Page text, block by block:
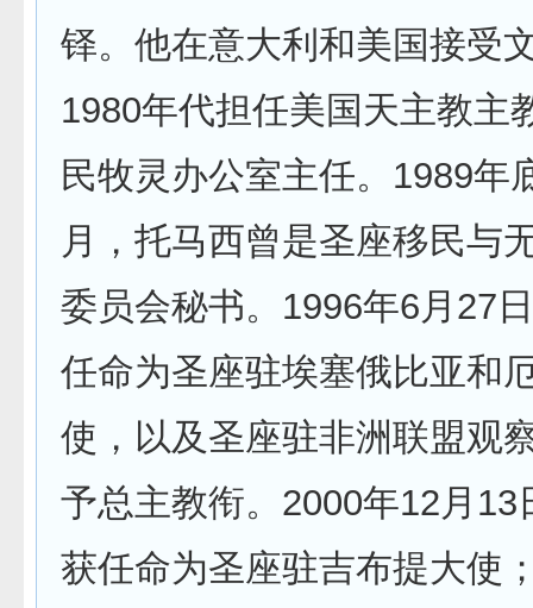
铎。他在意大利和美国接受
1980年代担任美国天主教主
民牧灵办公室主任。1989年
月，托马西曾是圣座移民与
委员会秘书。1996年6月27
任命为圣座驻埃塞俄比亚和
使，以及圣座驻非洲联盟观
予总主教衔。2000年12月13
获任命为圣座驻吉布提大使